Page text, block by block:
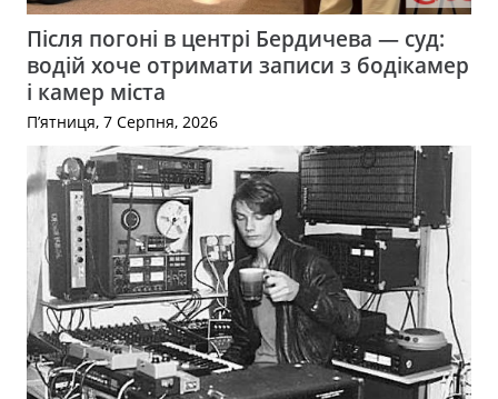
Після погоні в центрі Бердичева — суд:
водій хоче отримати записи з бодікамер
і камер міста
П’ятниця, 7 Серпня, 2026